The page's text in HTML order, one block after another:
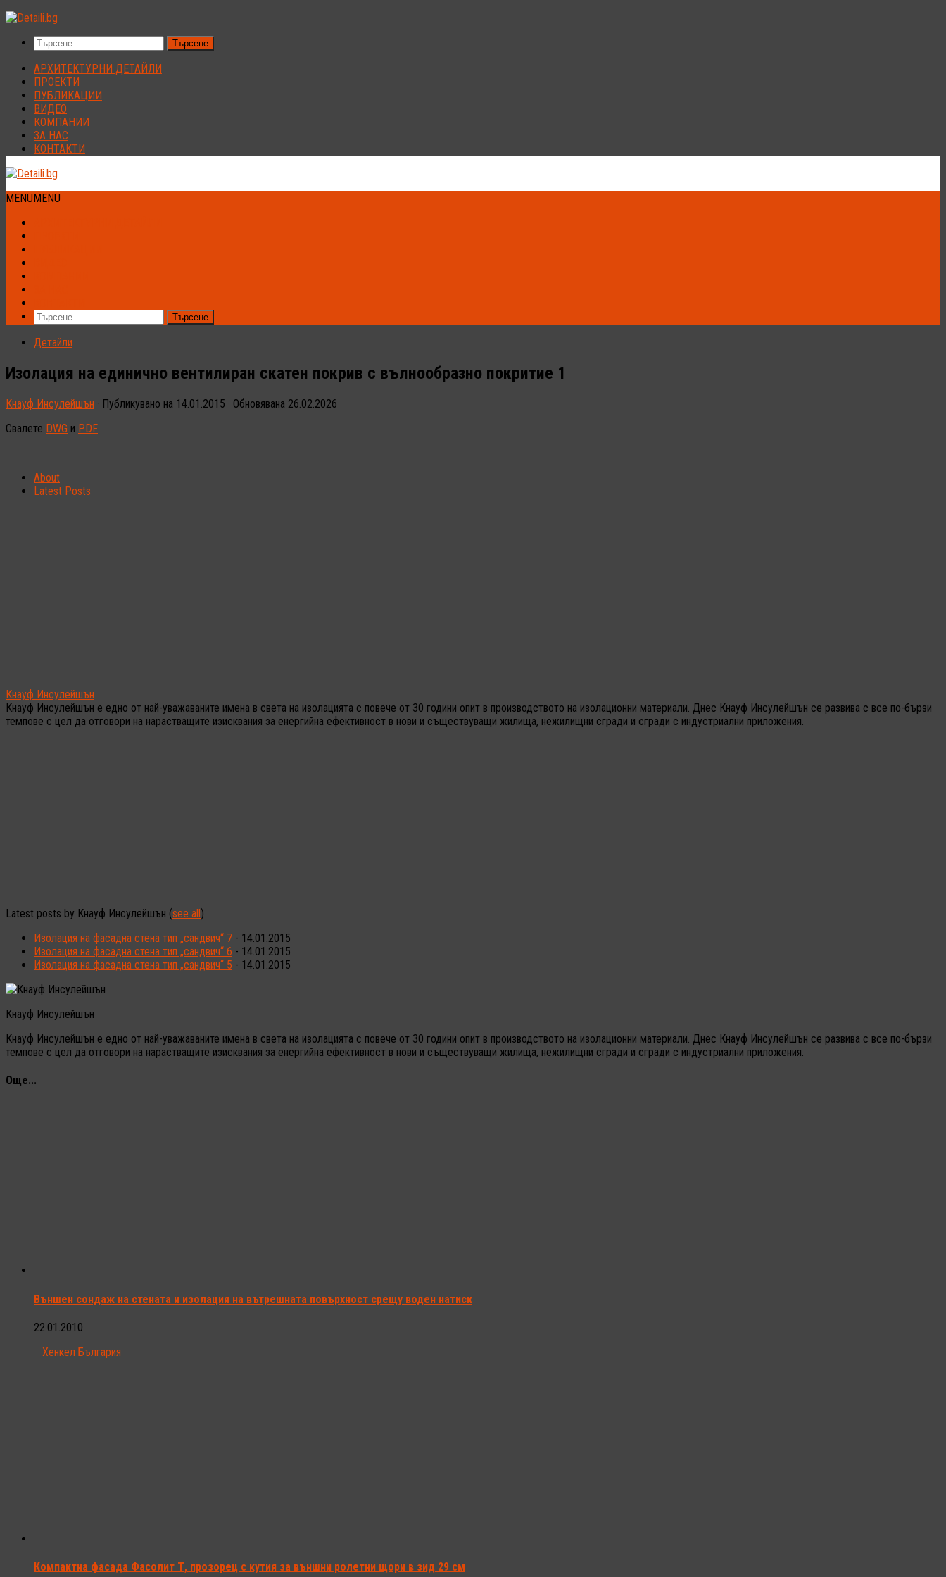
Към
Търсене
за:
АРХИТЕКТУРНИ ДЕТАЙЛИ
ПРОЕКТИ
ПУБЛИКАЦИИ
ВИДЕО
КОМПАНИИ
ЗА НАС
КОНТАКТИ
MENUMENU
Търсене
за:
Детайли
Изолация на единично вентилиран скатен покрив с вълнообразно покритие 1
Кнауф Инсулейшън · Публикувано на 14.01.2015 · Обновявана 26.02.2026
Свалете DWG и PDF
About
Latest Posts
Кнауф Инсулейшън
Кнауф Инсулейшън е едно от най-уважаваните имена в света на изолацията с повече от 30 години опит в производството на изолационни материали. Днес Кнауф Инсулейшън се развива с все по-бързи
темпове с цел да отговори на нарастващите изисквания за енергийна ефективност в нови и съществуващи жилища, нежилищни сгради и сгради с индустриални приложения.
Latest posts by Кнауф Инсулейшън (see all)
Изолация на фасадна стена тип „сандвич“ 7 - 14.01.2015
Изолация на фасадна стена тип „сандвич“ 6 - 14.01.2015
Изолация на фасадна стена тип „сандвич“ 5 - 14.01.2015
Кнауф Инсулейшън
Кнауф Инсулейшън е едно от най-уважаваните имена в света на изолацията с повече от 30 години опит в производството на изолационни материали. Днес Кнауф Инсулейшън се развива с все по-бързи
темпове с цел да отговори на нарастващите изисквания за енергийна ефективност в нови и съществуващи жилища, нежилищни сгради и сгради с индустриални приложения.
Още...
Външен сондаж на стената и изолация на вътрешната повърхност срещу воден натиск
22.01.2010
Хенкел България
Компактна фасада Фасолит Т, прозорец с кутия за външни ролетни щори в зид 29 см